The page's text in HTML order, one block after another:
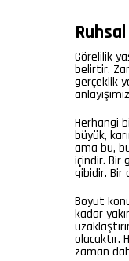
Görelilik
belirtir.
gerçeklik
Herhangi
büyük,
ama bu,
içindir. Bir
gibidir. Bir
Boyut
kadar
olacaktır.
zaman